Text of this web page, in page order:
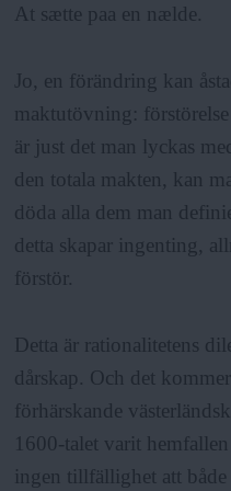
At sætte paa en nælde.
Jo, en förändring kan
maktutövning:
är just det man lyckas
den totala makten, kan
döda alla dem man
detta skapar ingenting,
förstör.
Detta är rationalitetens
dårskap. Och det
förhärskande
1600-talet varit
ingen tillfällighet att